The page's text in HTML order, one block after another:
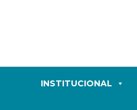
INSTITUCIONAL